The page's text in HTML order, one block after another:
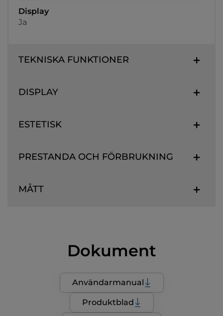
Display
Ja
TEKNISKA FUNKTIONER
DISPLAY
ESTETISK
PRESTANDA OCH FÖRBRUKNING
MÅTT
Dokument
Användarmanual
Produktblad